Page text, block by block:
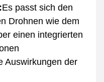
Es passt sich den
Drohnen wie dem
einen integrierten
Auswirkungen der